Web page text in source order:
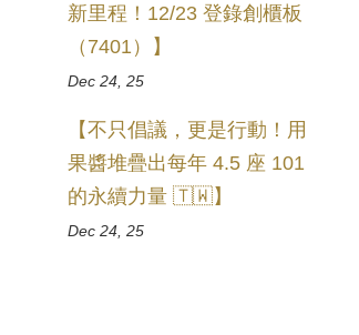
新里程！12/23 登錄創櫃板
（7401）】
Dec 24, 25
【不只倡議，更是行動！用
果醬堆疊出每年 4.5 座 101
的永續力量 🇹🇼】
Dec 24, 25